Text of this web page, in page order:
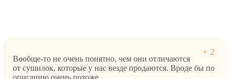
Вообще-то не очень понятно, чем они отличаются
от сушилок, которые у нас везде продаются. Вроде бы по